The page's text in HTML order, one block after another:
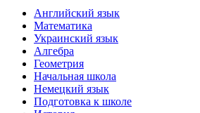
Английский язык
Математика
Украинский язык
Алгебра
Геометрия
Начальная школа
Немецкий язык
Подготовка к школе